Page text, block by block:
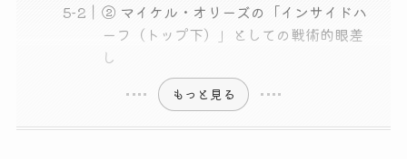
② マイケル・オリーズの「インサイドハ
ーフ（トップ下）」としての戦術的眼差
し
もっと見る